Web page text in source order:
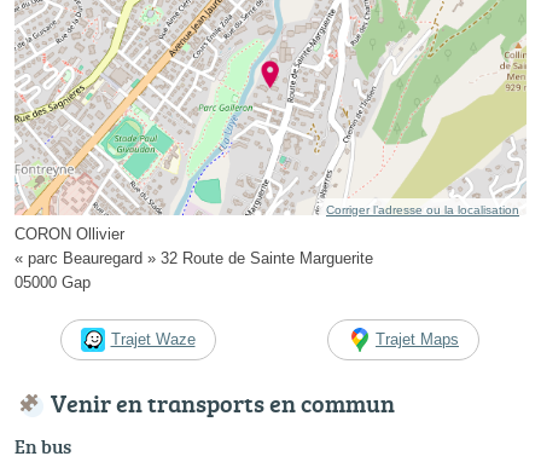
Corriger l’adresse ou la localisation
CORON Ollivier
« parc Beauregard » 32 Route de Sainte Marguerite
05000 Gap
Trajet Waze Trajet Maps
Venir en transports en commun
En bus